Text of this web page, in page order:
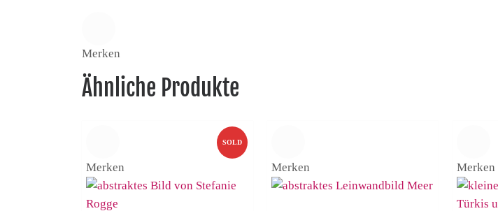
Merken
Ähnliche Produkte
SOLD
Merken Merken Merken